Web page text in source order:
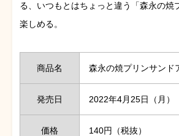
る、いつもとはちょっと違う「森永の焼
楽しめる。
商品名 森永の焼プリンサンド
発売日 2022年4月25日（月）
価格 140円（税抜）